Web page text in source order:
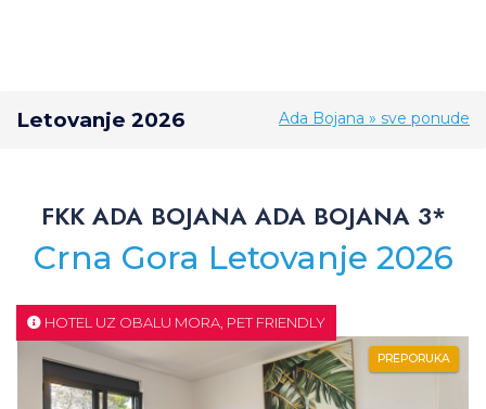
Letovanje 2026 Ada Bojana » sve ponude
FKK ADA BOJANA ADA BOJANA 3*
Crna Gora Letovanje 2026
PREPORUKA
HOTEL UZ OBALU MORA, PET FRIENDLY